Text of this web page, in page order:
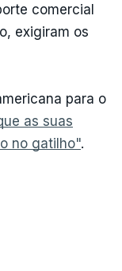
comercial
exigiram os
para o
as suas
no gatilho".